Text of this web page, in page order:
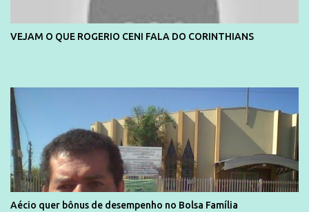
VEJAM O QUE ROGERIO CENI FALA DO CORINTHIANS
Aécio quer bônus de desempenho no Bolsa Família